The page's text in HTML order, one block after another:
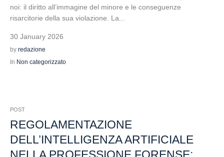
noi: il diritto all’immagine del minore e le conseguenze
risarcitorie della sua violazione. La...
30 January 2026
by redazione
In Non categorizzato
POST
REGOLAMENTAZIONE
DELL’INTELLIGENZA ARTIFICIALE